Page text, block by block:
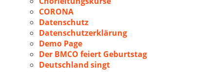
CORONA
Datenschutz
Datenschutzerklärung
Demo Page
Der BMCO feiert Geburtstag
Deutschland singt